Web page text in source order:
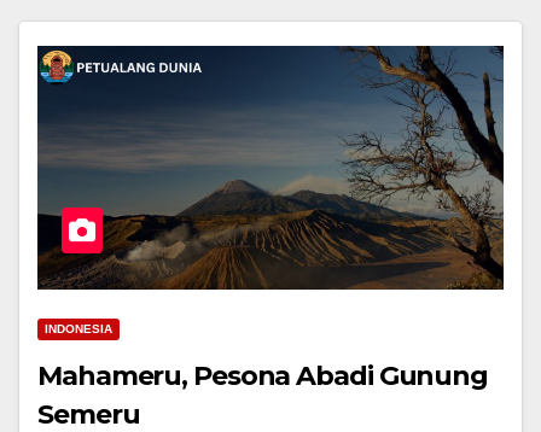
INDONESIA
Mahameru, Pesona Abadi Gunung
Semeru